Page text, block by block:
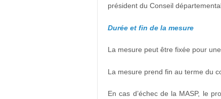
président du Conseil
Durée et fin de la mesure
La mesure peut être fixée pour
La mesure prend fin au terme du
En cas d’échec de la MASP, le